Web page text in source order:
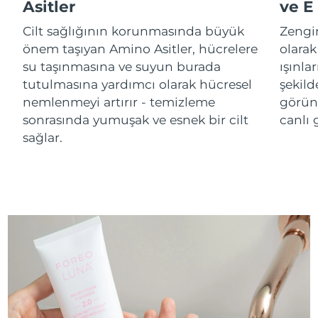
Asitler
Cilt sağlığının korunmasında büyük
önem taşıyan Amino Asitler, hücrelere
su taşınmasına ve suyun burada
tutulmasına yardımcı olarak hücresel
nemlenmeyi artırır - temizleme
sonrasında yumuşak ve esnek bir cilt
sağlar.
ve
canlı
Çin Makao ÖİB Tahmini teslim tarihi 8/12/26
Malezya Tahmini teslim tarihi 8/13/26
Malta Tahmini teslim tarihi 8/10/26
Meksika
Yeni Zelanda 8/10/26
Norveç 8/10/26
Umman Tahmini teslim tarihi8/13/26